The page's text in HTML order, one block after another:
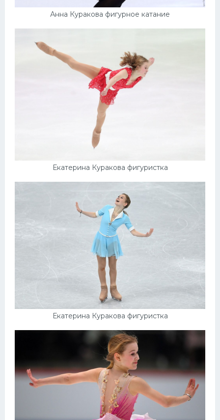
Анна Куракова фигурное катание
Екатерина Куракова фигуристка
Екатерина Куракова фигуристка